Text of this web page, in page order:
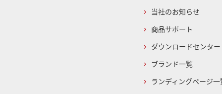
当社のお知らせ
商品サポート
ダウンロードセンター
ブランド一覧
ランディングページ一